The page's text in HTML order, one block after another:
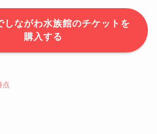
しながわ水族館のチケットを
購入する
点